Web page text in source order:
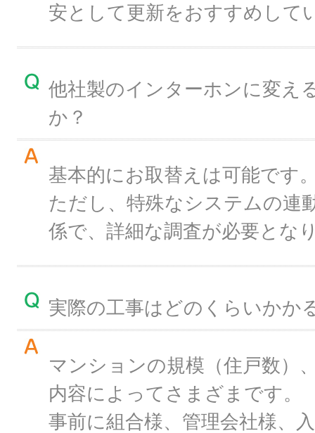
安として更新をおすすめして
他社製のインターホンに変え
か？
基本的にお取替えは可能です
ただし、特殊なシステムの連
係で、詳細な調査が必要とな
実際の工事はどのくらいかか
マンションの規模（住戸数）
内容によってさまざまです。
事前に組合様、管理会社様、